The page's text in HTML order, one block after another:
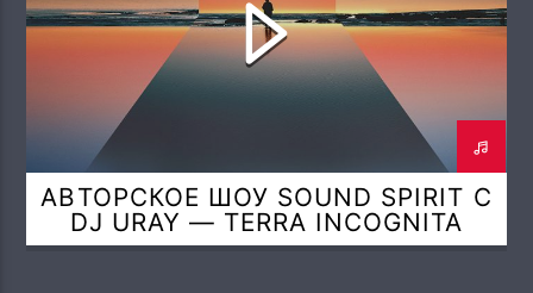
АВТОРСКОЕ ШОУ SOUND SPIRIT С
DJ URAY — TERRA INCOGNITA
(QUINTESSENCE SPIRIT MIX)